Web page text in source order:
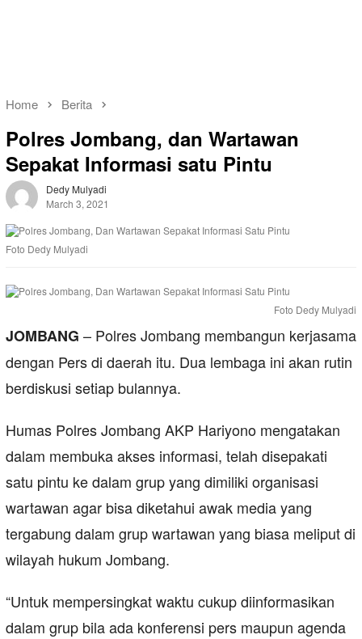
Home Berita
Polres Jombang, dan Wartawan
Sepakat Informasi satu Pintu
Dedy Mulyadi
March 3, 2021
Foto Dedy Mulyadi
Foto Dedy Mulyadi
JOMBANG – Polres Jombang membangun kerjasama
dengan Pers di daerah itu. Dua lembaga ini akan rutin
berdiskusi setiap bulannya.
Humas Polres Jombang AKP Hariyono mengatakan
dalam membuka akses informasi, telah disepakati
satu pintu ke dalam grup yang dimiliki organisasi
wartawan agar bisa diketahui awak media yang
tergabung dalam grup wartawan yang biasa meliput di
wilayah hukum Jombang.
“Untuk mempersingkat waktu cukup diinformasikan
dalam grup bila ada konferensi pers maupun agenda